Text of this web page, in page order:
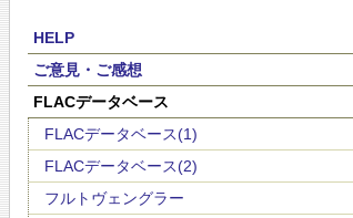
HELP
ご意見・ご感想
FLACデータベース
FLACデータベース(1)
FLACデータベース(2)
フルトヴェングラー